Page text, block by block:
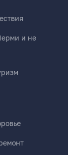
и не